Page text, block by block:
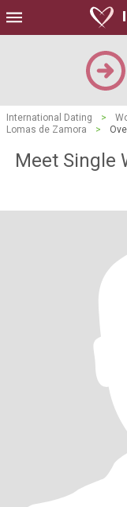
International Dating >
Lomas de Zamora
>
Meet Single